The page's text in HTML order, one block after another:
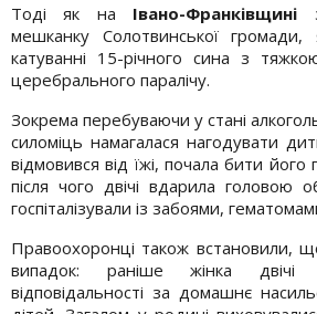
Тоді як на Івано-Франківщині
мешканку Солотвинської громади,
катуванні 15-річного сина з
церебрального паралічу.
Зокрема перебуваючи у стані
силоміць намагалася нагодувати
відмовився від їжі, почала бити
після чого двічі вдарила головою
госпіталізували із забоями,
Правоохоронці також встановили,
випадок: раніше жінка двічі
відповідальності за домашнє